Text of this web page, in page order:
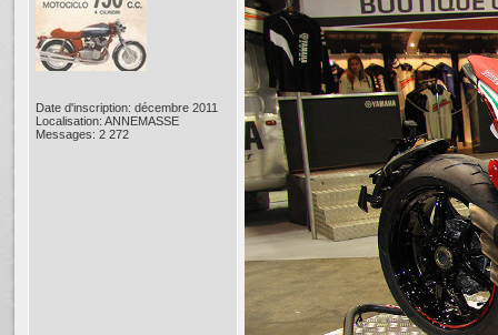
Date d'inscription: décembre 2011
Localisation: ANNEMASSE
Messages: 2 272